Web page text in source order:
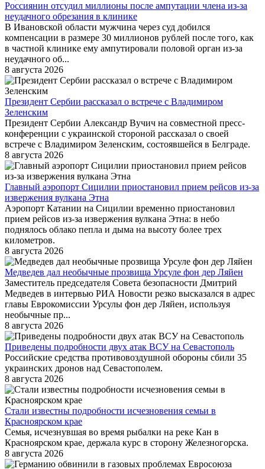
Россиянин отсудил миллионы после ампутации члена из-за
неудачного обрезания в клинике
В Ивановской области мужчина через суд добился
компенсации в размере 30 миллионов рублей после того, как
в частной клинике ему ампутировали половой орган из-за
неудачного об...
8 августа 2026
Президент Сербии рассказал о встрече с Владимиром
Зеленским
Президент Сербии Александр Вучич на совместной пресс-
конференции с украинской стороной рассказал о своей
встрече с Владимиром Зеленским, состоявшейся в Белграде.
8 августа 2026
Главный аэропорт Сицилии приостановил прием рейсов из-за
извержения вулкана Этна
Аэропорт Катании на Сицилии временно приостановил
прием рейсов из-за извержения вулкана Этна: в небо
поднялось облако пепла и дыма на высоту более трех
километров.
8 августа 2026
Медведев дал необычные прозвища Урсуле фон дер Ляйен
Заместитель председателя Совета безопасности Дмитрий
Медведев в интервью РИА Новости резко высказался в адрес
главы Еврокомиссии Урсулы фон дер Ляйен, используя
необычные пр...
8 августа 2026
Приведены подробности двух атак ВСУ на Севастополь
Российские средства противовоздушной обороны сбили 35
украинских дронов над Севастополем.
8 августа 2026
Стали известны подробности исчезновения семьи в
Красноярском крае
Семья, исчезнувшая во время рыбалки на реке Кан в
Красноярском крае, держала курс в сторону Железногорска.
8 августа 2026